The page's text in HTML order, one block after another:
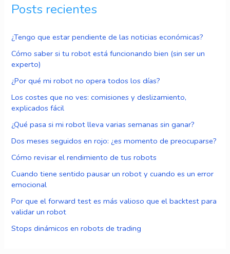
Posts recientes
¿Tengo que estar pendiente de las noticias económicas?
Cómo saber si tu robot está funcionando bien (sin ser un
experto)
¿Por qué mi robot no opera todos los días?
Los costes que no ves: comisiones y deslizamiento,
explicados fácil
¿Qué pasa si mi robot lleva varias semanas sin ganar?
Dos meses seguidos en rojo: ¿es momento de preocuparse?
Cómo revisar el rendimiento de tus robots
Cuando tiene sentido pausar un robot y cuando es un error
emocional
Por que el forward test es más valioso que el backtest para
validar un robot
Stops dinámicos en robots de trading